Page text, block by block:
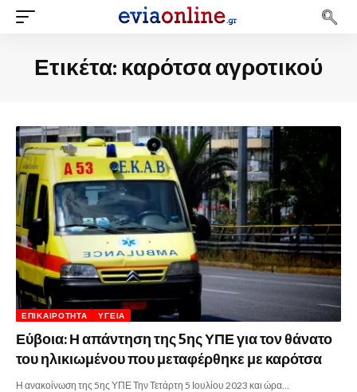
Ετικέτα: καρότσα αγροτικού
ΕΠΙΚΑΙΡΌΤΗΤΑ ΥΓΕΊΑ
Εύβοια: Η απάντηση της 5ης ΥΠΕ για τον θάνατο
του ηλικιωμένου που μεταφέρθηκε με καρότσα
Η ανακοίνωση της 5ης ΥΠΕ Την Τετάρτη 5 Ιουλίου 2023 και ώρα…